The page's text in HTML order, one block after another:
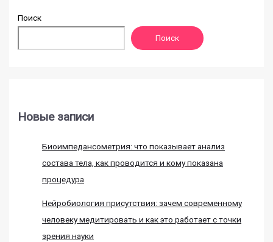
Поиск
Поиск
Новые записи
Биоимпедансометрия: что показывает анализ
состава тела, как проводится и кому показана
процедура
Нейробиология присутствия: зачем современному
человеку медитировать и как это работает с точки
зрения науки